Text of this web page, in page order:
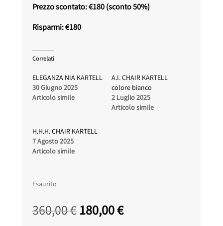
Prezzo scontato: €180 (sconto 50%)
Risparmi: €180
Correlati
ELEGANZA NIA KARTELL
30 Giugno 2025
Articolo simile
A.I. CHAIR KARTELL
colore bianco
2 Luglio 2025
Articolo simile
H.H.H. CHAIR KARTELL
7 Agosto 2025
Articolo simile
Esaurito
360,00€Il
180,00€Il